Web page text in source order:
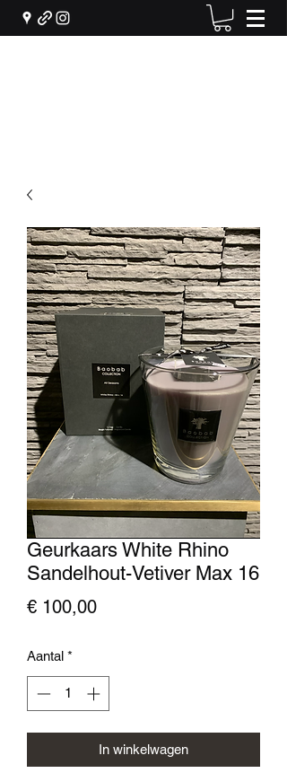
Geurkaars White Rhino
Sandelhout-Vetiver Max 16
€ 100,00Prijs
Aantal *
In winkelwagen